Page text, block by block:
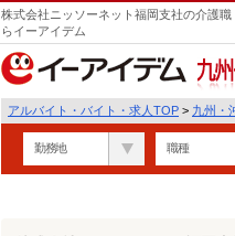
株式会社ニッソーネット福岡支社の介護
らイーアイデム
九州
アルバイト・バイト・求人TOP > 九州・
勤務地 職種